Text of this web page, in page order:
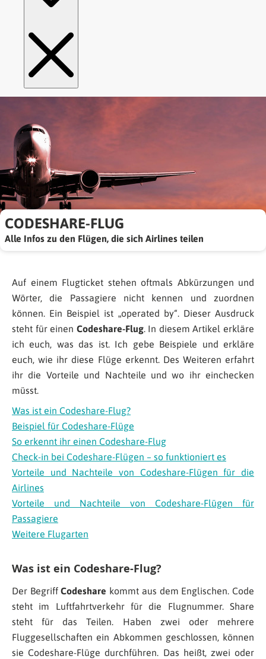
CODESHARE-FLUG
Alle Infos zu den Flügen, die sich Airlines teilen
Auf einem Flugticket stehen oftmals Abkürzungen und
Wörter, die Passagiere nicht kennen und zuordnen
können. Ein Beispiel ist „operated by“. Dieser Ausdruck
steht für einen Codeshare-Flug. In diesem Artikel erkläre
ich euch, was das ist. Ich gebe Beispiele und erkläre
euch, wie ihr diese Flüge erkennt. Des Weiteren erfahrt
ihr die Vorteile und Nachteile und wo ihr einchecken
müsst.
Was ist ein Codeshare-Flug?
Beispiel für Codeshare-Flüge
So erkennt ihr einen Codeshare-Flug
Check-in bei Codeshare-Flügen – so funktioniert es
Vorteile und Nachteile von Codeshare-Flügen für die
Airlines
Vorteile und Nachteile von Codeshare-Flügen für
Passagiere
Weitere Flugarten
Was ist ein Codeshare-Flug?
Der BegriffCodeshare kommt aus dem Englischen. Code
steht im Luftfahrtverkehr für die Flugnummer. Share
steht für das Teilen. Haben zwei oder mehrere
Fluggesellschaften ein Abkommen geschlossen, können
sie Codeshare-Flüge durchführen. Das heißt, zwei oder